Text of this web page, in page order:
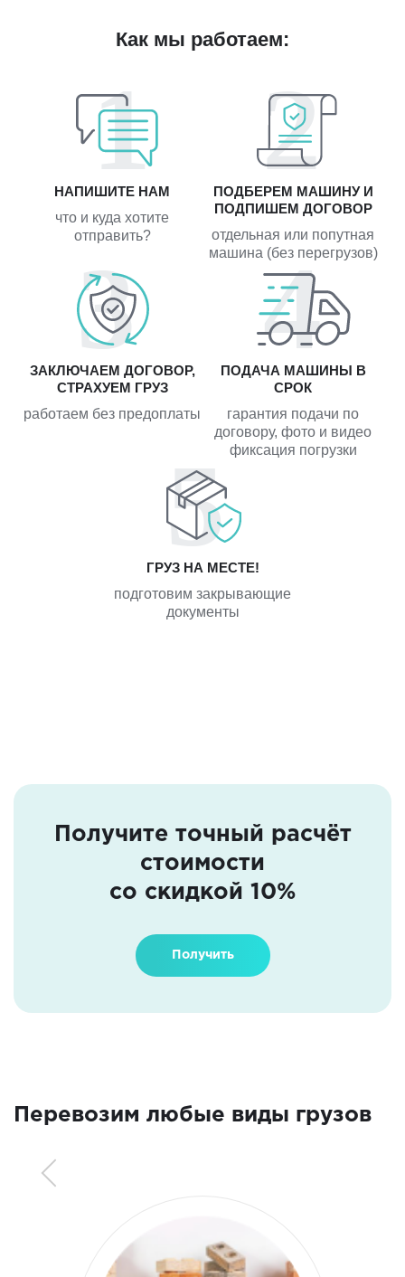
Как мы работаем:
НАПИШИТЕ НАМ
что и куда хотите
отправить?
ПОДБЕРЕМ МАШИНУ И
ПОДПИШЕМ ДОГОВОР
отдельная или попутная
машина (без перегрузов)
ЗАКЛЮЧАЕМ ДОГОВОР,
СТРАХУЕМ ГРУЗ
работаем без предоплаты
ПОДАЧА МАШИНЫ В
СРОК
гарантия подачи по
договору, фото и видео
фиксация погрузки
ГРУЗ НА МЕСТЕ!
подготовим закрывающие
документы
Получите точный расчёт
стоимости
со скидкой 10%
Получить
Перевозим любые виды грузов